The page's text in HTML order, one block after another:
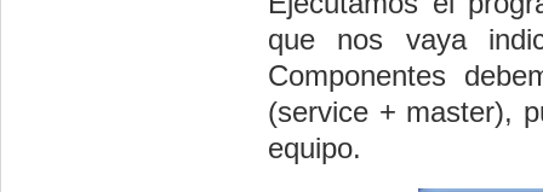
que nos vaya
Componentes
(service + master),
equipo.